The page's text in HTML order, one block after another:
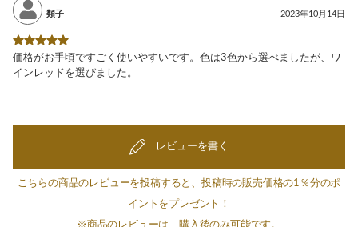
類子 2023年10月14日
価格がお手頃ですごく使いやすいです。色は3色から選べましたが、ワ
インレッドを選びました。
レビューを書く
こちらの商品のレビューを投稿すると、投稿時の販売価格の1％分のポ
イントをプレゼント！